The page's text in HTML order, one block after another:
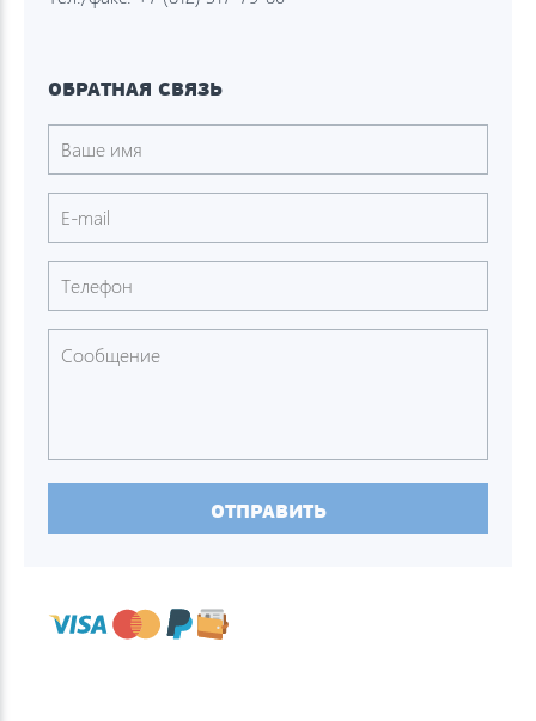
ОБРАТНАЯ СВЯЗЬ
ОТПРАВИТЬ